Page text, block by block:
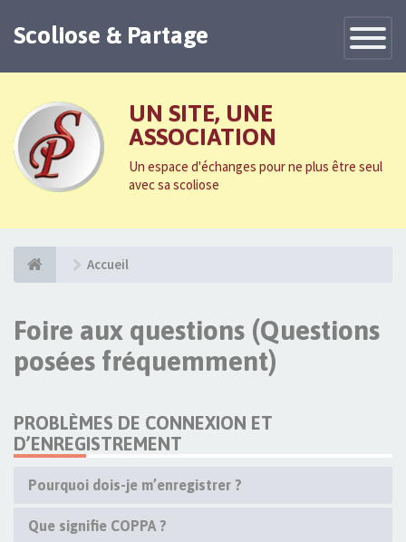
Toggle
Scoliose & Partage
UN SITE, UNE
ASSOCIATION
Un espace d'échanges pour ne plus être seul
avec sa scoliose
Accueil
Foire aux questions (Questions
posées fréquemment)
PROBLÈMES DE CONNEXION ET
D’ENREGISTREMENT
Pourquoi dois-je m’enregistrer ?
Que signifie COPPA ?